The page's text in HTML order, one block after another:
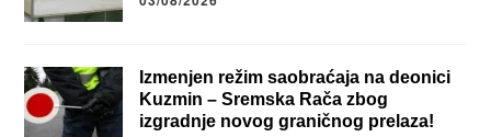
Izmenjen režim saobraćaja na deonici
Kuzmin – Sremska Rača zbog
izgradnje novog graničnog prelaza!